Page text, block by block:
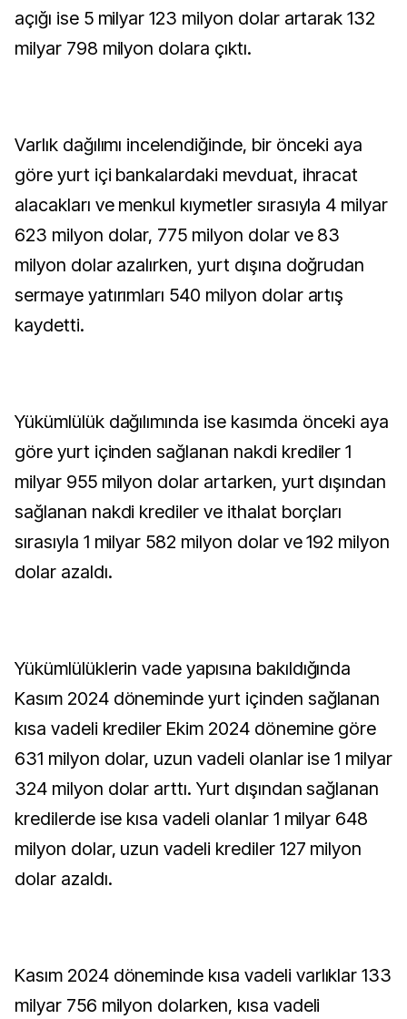
açığı ise 5 milyar 123 milyon dolar artarak 132
milyar 798 milyon dolara çıktı.
Varlık dağılımı incelendiğinde, bir önceki aya
göre yurt içi bankalardaki mevduat, ihracat
alacakları ve menkul kıymetler sırasıyla 4 milyar
623 milyon dolar, 775 milyon dolar ve 83
milyon dolar azalırken, yurt dışına doğrudan
sermaye yatırımları 540 milyon dolar artış
kaydetti.
Yükümlülük dağılımında ise kasımda önceki aya
göre yurt içinden sağlanan nakdi krediler 1
milyar 955 milyon dolar artarken, yurt dışından
sağlanan nakdi krediler ve ithalat borçları
sırasıyla 1 milyar 582 milyon dolar ve 192 milyon
dolar azaldı.
Yükümlülüklerin vade yapısına bakıldığında
Kasım 2024 döneminde yurt içinden sağlanan
kısa vadeli krediler Ekim 2024 dönemine göre
631 milyon dolar, uzun vadeli olanlar ise 1 milyar
324 milyon dolar arttı. Yurt dışından sağlanan
kredilerde ise kısa vadeli olanlar 1 milyar 648
milyon dolar, uzun vadeli krediler 127 milyon
dolar azaldı.
Kasım 2024 döneminde kısa vadeli varlıklar 133
milyar 756 milyon dolarken, kısa vadeli